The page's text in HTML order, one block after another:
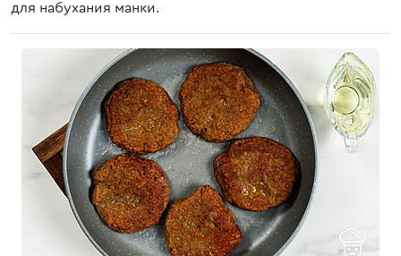
для набухания манки.